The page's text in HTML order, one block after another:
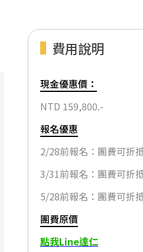
團
費用說明
現金優惠價：
NTD 159,800.-
報名優惠
2/28前報名：團費可折
3/31前報名：團費可折
5/28前報名：團費可折
團費原價
點我Line達仁